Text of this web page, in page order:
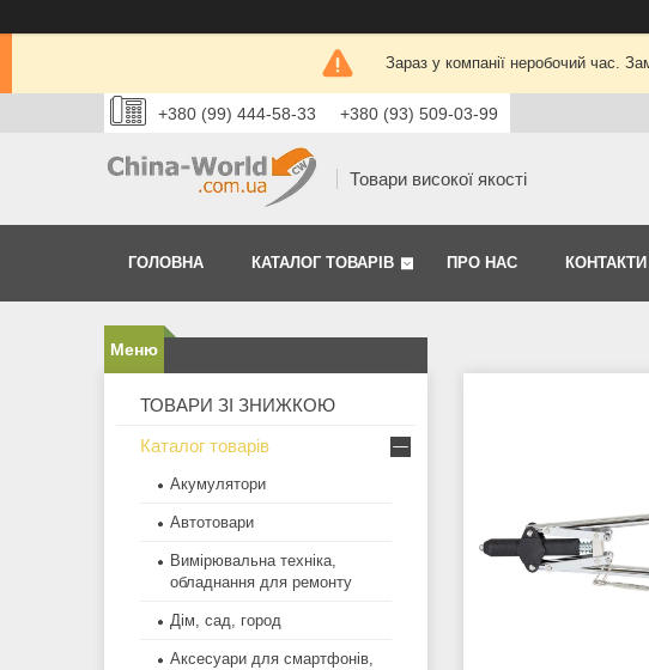
Зараз у компанії неробочий час.
+380 (99) 444-58-33 +380 (93) 509-03-99
Товари високої якості
ГОЛОВНА КАТАЛОГ ТОВАРІВ ПРО НАС КОНТАКТИ
ТОВАРИ ЗІ ЗНИЖКОЮ
Каталог товарів
Акумулятори
Автотовари
Вимірювальна техніка,
обладнання для ремонту
Дім, сад, город
Аксесуари для смартфонів,